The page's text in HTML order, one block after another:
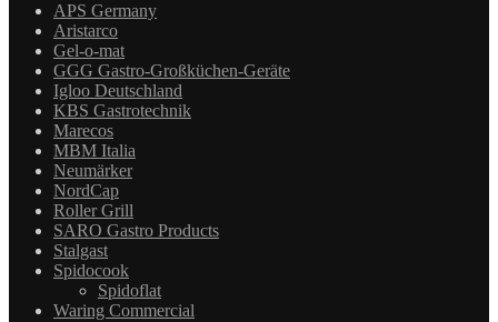
APS Germany
Aristarco
Gel-o-mat
GGG Gastro-Großküchen-Geräte
Igloo Deutschland
KBS Gastrotechnik
Marecos
MBM Italia
Neumärker
NordCap
Roller Grill
SARO Gastro Products
Stalgast
Spidocook
Spidoflat
Waring Commercial